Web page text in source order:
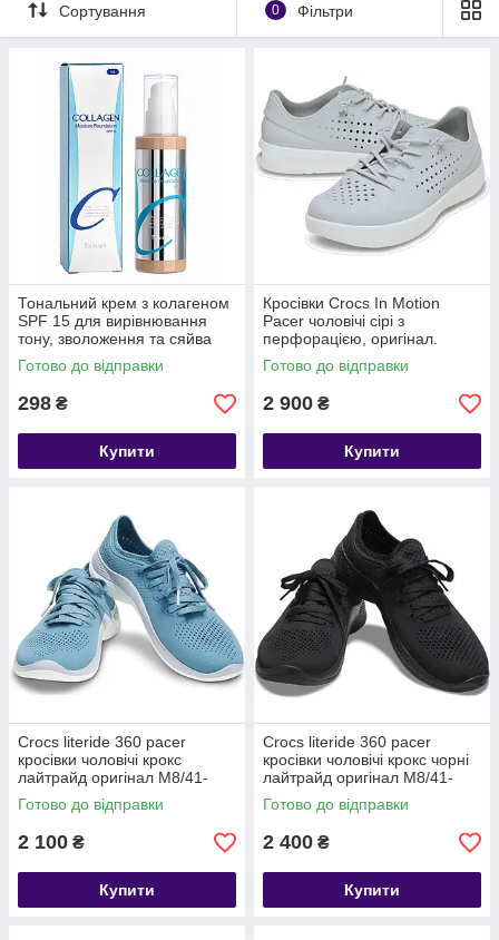
Сортування 0 Фільтри
Тональний крем з колагеном
SPF 15 для вирівнювання
тону, зволоження та сяйва
шкіри Enough Collagen тон 13
Готово до відправки
298 ₴
Купити
Кросівки Crocs In Motion
Pacer чоловічі сірі з
перфорацією, оригінал.
Готово до відправки
2 900 ₴
Купити
Crocs literide 360 pacer
кросівки чоловічі крокс
лайтрайд оригінал М8/41-
42/27см.
Готово до відправки
2 100 ₴
Купити
Crocs literide 360 pacer
кросівки чоловічі крокс чорні
лайтрайд оригінал М8/41-
42/27см.
Готово до відправки
2 400 ₴
Купити